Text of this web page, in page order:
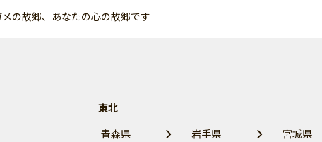
の故郷、あなたの心の故郷です
東北
青森県
岩手県
宮城県